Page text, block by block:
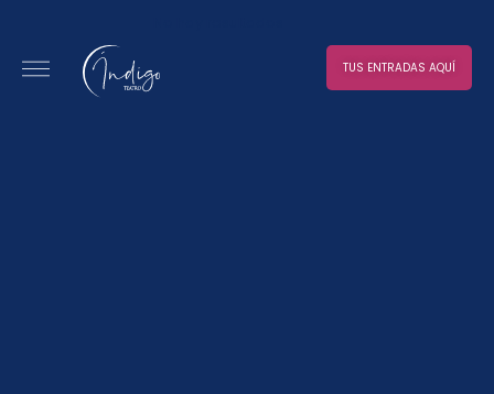
TUS ENTRADAS AQUÍ